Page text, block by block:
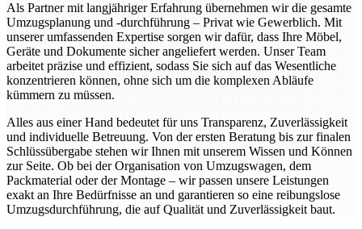
Als Partner mit langjähriger Erfahrung übernehmen wir die gesamte
Umzugsplanung und -durchführung – Privat wie Gewerblich. Mit
unserer umfassenden Expertise sorgen wir dafür, dass Ihre Möbel,
Geräte und Dokumente sicher angeliefert werden. Unser Team
arbeitet präzise und effizient, sodass Sie sich auf das Wesentliche
konzentrieren können, ohne sich um die komplexen Abläufe
kümmern zu müssen.
Alles aus einer Hand bedeutet für uns Transparenz, Zuverlässigkeit
und individuelle Betreuung. Von der ersten Beratung bis zur finalen
Schlüssübergabe stehen wir Ihnen mit unserem Wissen und Können
zur Seite. Ob bei der Organisation von Umzugswagen, dem
Packmaterial oder der Montage – wir passen unsere Leistungen
exakt an Ihre Bedürfnisse an und garantieren so eine reibungslose
Umzugsdurchführung, die auf Qualität und Zuverlässigkeit baut.